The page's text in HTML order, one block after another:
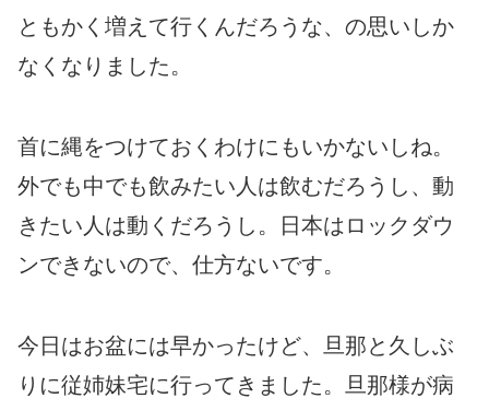
ともかく増えて行くんだろうな、の思いしか
なくなりました。
首に縄をつけておくわけにもいかないしね。
外でも中でも飲みたい人は飲むだろうし、動
きたい人は動くだろうし。日本はロックダウ
ンできないので、仕方ないです。
今日はお盆には早かったけど、旦那と久しぶ
りに従姉妹宅に行ってきました。旦那様が病